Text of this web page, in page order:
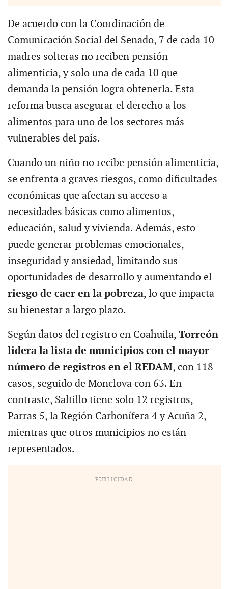
De acuerdo con la Coordinación de
Comunicación Social del Senado, 7 de cada 10
madres solteras no reciben pensión
alimenticia, y solo una de cada 10 que
demanda la pensión logra obtenerla. Esta
reforma busca asegurar el derecho a los
alimentos para uno de los sectores más
vulnerables del país.
Cuando un niño no recibe pensión alimenticia,
se enfrenta a graves riesgos, como dificultades
económicas que afectan su acceso a
necesidades básicas como alimentos,
educación, salud y vivienda. Además, esto
puede generar problemas emocionales,
inseguridad y ansiedad, limitando sus
oportunidades de desarrollo y aumentando el
riesgo de caer en la pobreza, lo que impacta
su bienestar a largo plazo.
Según datos del registro en Coahuila, Torreón
lidera la lista de municipios con el mayor
número de registros en el REDAM, con 118
casos, seguido de Monclova con 63. En
contraste, Saltillo tiene solo 12 registros,
Parras 5, la Región Carbonífera 4 y Acuña 2,
mientras que otros municipios no están
representados.
PUBLICIDAD